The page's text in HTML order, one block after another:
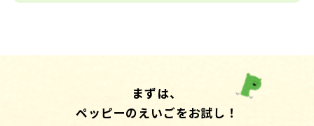
まずは、
ペッピーのえいごをお試し！